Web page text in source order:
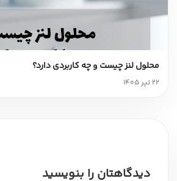
محلول لنز چیست و چه کاربردی دارد؟
22 تیر 1405
دیدگاهتان را بنویسید